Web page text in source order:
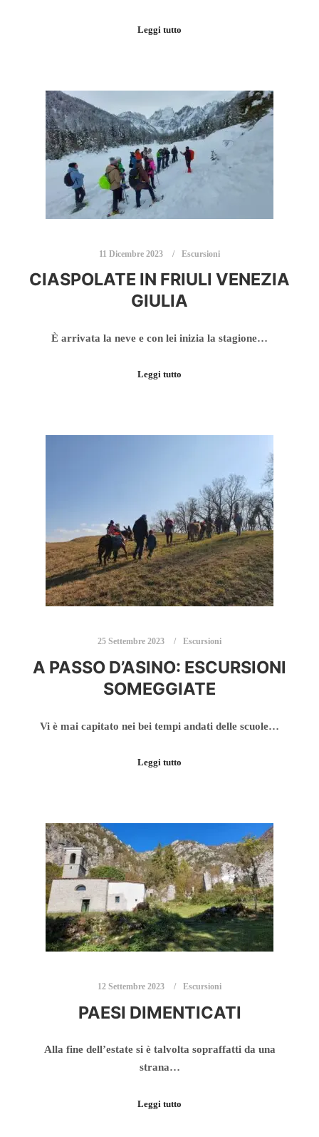
Leggi tutto
11 Dicembre 2023 Escursioni
CIASPOLATE IN FRIULI VENEZIA
GIULIA
È arrivata la neve e con lei inizia la stagione…
Leggi tutto
25 Settembre 2023 Escursioni
A PASSO D’ASINO: ESCURSIONI
SOMEGGIATE
Vi è mai capitato nei bei tempi andati delle scuole…
Leggi tutto
12 Settembre 2023 Escursioni
PAESI DIMENTICATI
Alla fine dell’estate si è talvolta sopraffatti da una
strana…
Leggi tutto